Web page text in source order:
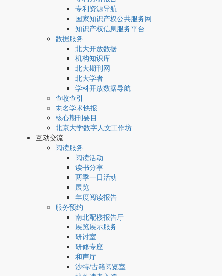
专利资源导航
国家知识产权公共服务网
知识产权信息服务平台
数据服务
北大开放数据
机构知识库
北大期刊网
北大学者
学科开放数据导航
查收查引
未名学术快报
核心期刊要目
北京大学数字人文工作坊
互动交流
阅读服务
阅读活动
读书分享
两季一日活动
展览
年度阅读报告
服务预约
南北配楼报告厅
展览展示服务
研讨室
研修专座
和声厅
沙特/古籍阅览室